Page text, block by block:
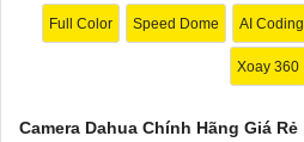
Full Color Speed Dome AI Coding
Xoay 360
Camera Dahua Chính Hãng Giá Rẻ